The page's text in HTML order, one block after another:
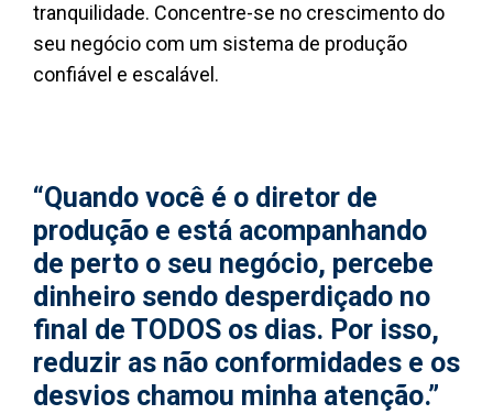
tranquilidade. Concentre-se no crescimento do
seu negócio com um sistema de produção
confiável e escalável.
“Quando você é o diretor de
produção e está acompanhando
de perto o seu negócio, percebe
dinheiro sendo desperdiçado no
final de TODOS os dias. Por isso,
reduzir as não conformidades e os
desvios chamou minha atenção.”